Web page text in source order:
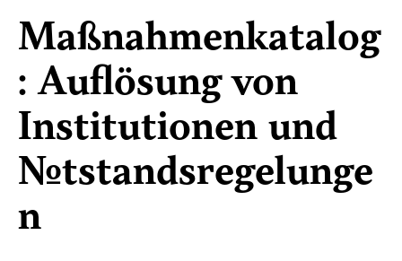
Maßnahmenkatalog
: Auflösung von
Institutionen und
Notstandsregelunge
n